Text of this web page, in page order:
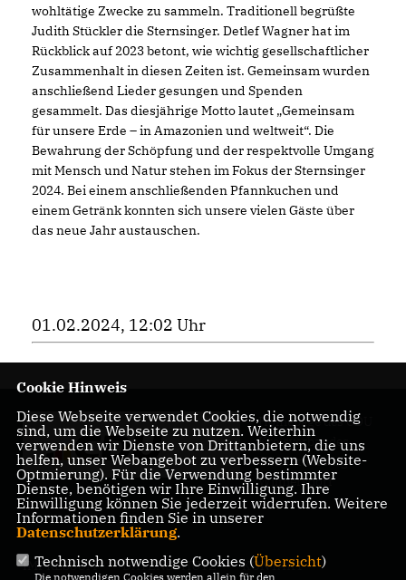
wohltätige Zwecke zu sammeln. Traditionell begrüßte
Judith Stückler die Sternsinger. Detlef Wagner hat im
Rückblick auf 2023 betont, wie wichtig gesellschaftlicher
Zusammenhalt in diesen Zeiten ist. Gemeinsam wurden
anschließend Lieder gesungen und Spenden
gesammelt. Das diesjährige Motto lautet „Gemeinsam
für unsere Erde – in Amazonien und weltweit“. Die
Bewahrung der Schöpfung und der respektvolle Umgang
mit Mensch und Natur stehen im Fokus der Sternsinger
2024. Bei einem anschließenden Pfannkuchen und
einem Getränk konnten sich unsere vielen Gäste über
das neue Jahr austauschen.
01.02.2024, 12:02 Uhr
Homepage des CDU
Kreisverbandes
Charlottenburg-
Wilmersdorf
IMPRESSUM DATENSCHUTZ KONTAKT
Cookie Hinweis
Diese Webseite verwendet Cookies, die notwendig
sind, um die Webseite zu nutzen. Weiterhin
verwenden wir Dienste von Drittanbietern, die uns
helfen, unser Webangebot zu verbessern (Website-
Optmierung). Für die Verwendung bestimmter
Dienste, benötigen wir Ihre Einwilligung. Ihre
Einwilligung können Sie jederzeit widerrufen. Weitere
Informationen finden Sie in unserer
Datenschutzerklärung.
Technisch notwendige Cookies (Übersicht)
Die notwendigen Cookies werden allein für den